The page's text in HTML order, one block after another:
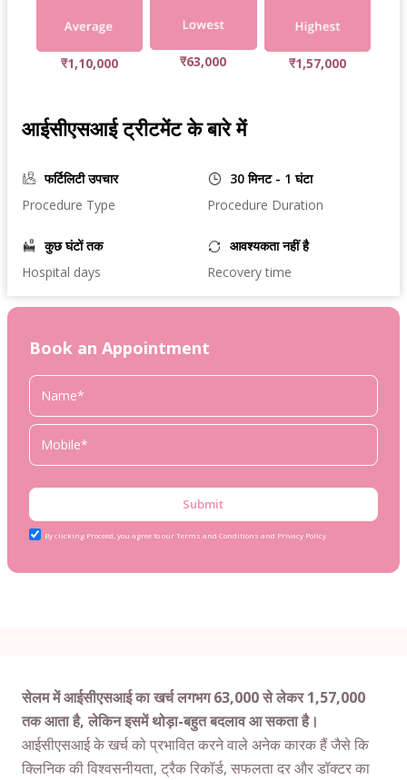
₹1,10,000 ₹63,000 ₹1,57,000
आईसीएसआई ट्रीटमेंट के बारे में
फर्टिलिटी उपचार
Procedure Type
30 मिनट - 1 घंटा
Procedure Duration
कुछ घंटों तक
Hospital days
आवश्यकता नहीं है
Recovery time
Book an Appointment
Submit
By clicking Proceed, you agree to our Terms and Conditions and Privacy Policy
सेलम में आईसीएसआई का खर्च लगभग 63,000 से लेकर 1,57,000
तक आता है, लेकिन इसमें थोड़ा-बहुत बदलाव आ सकता है।
आईसीएसआई के खर्च को प्रभावित करने वाले अनेक कारक हैं जैसे कि
क्लिनिक की विश्वसनीयता, ट्रैक रिकॉर्ड, सफलता दर और डॉक्टर का